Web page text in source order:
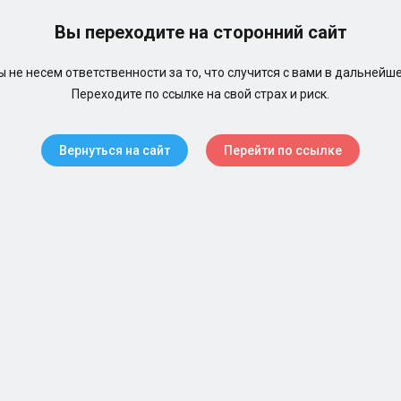
Вы переходите на сторонний сайт
не несем ответственности за то, что случится с вами в
Переходите по ссылке на свой страх и риск.
Вернуться на сайт Перейти по ссылке